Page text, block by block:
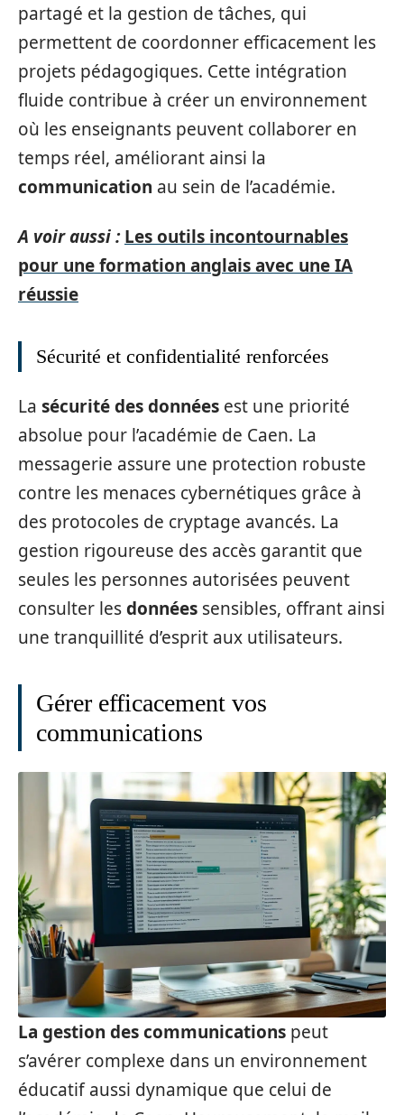
partagé et la gestion de tâches, qui
permettent de coordonner efficacement les
projets pédagogiques. Cette intégration
fluide contribue à créer un environnement
où les enseignants peuvent collaborer en
temps réel, améliorant ainsi la
communication au sein de l’académie.
A voir aussi : Les outils incontournables
pour une formation anglais avec une IA
réussie
Sécurité et confidentialité renforcées
La sécurité des données est une priorité
absolue pour l’académie de Caen. La
messagerie assure une protection robuste
contre les menaces cybernétiques grâce à
des protocoles de cryptage avancés. La
gestion rigoureuse des accès garantit que
seules les personnes autorisées peuvent
consulter lesdonnées sensibles, offrant ainsi
une tranquillité d’esprit aux utilisateurs.
Gérer efficacement vos
communications
La gestion des communications peut
s’avérer complexe dans un environnement
éducatif aussi dynamique que celui de